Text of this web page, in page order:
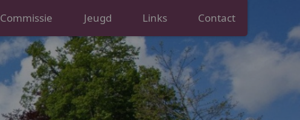
Commissie Jeugd Links Contact